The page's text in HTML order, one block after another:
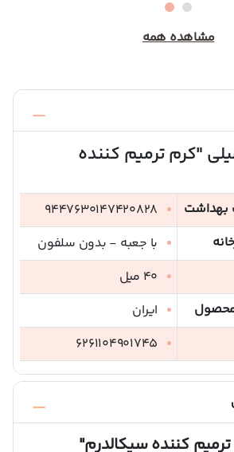
مشاهده همه
"کرم ترمیم کننده
بهداشت
9447630147420828
با جعبه - بدون سلفون
40 میل
محصول
ایران
6261104901745
کننده سیکالدرم"